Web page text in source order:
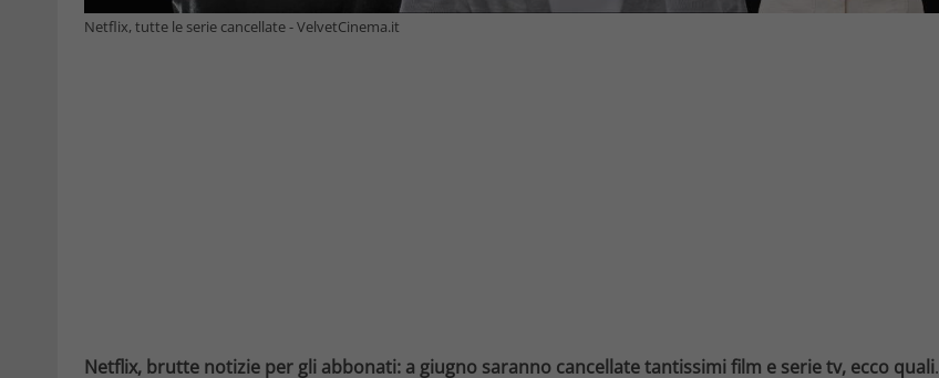
Netflix, tutte le serie cancellate - VelvetCinema.it
Netflix, brutte notizie per gli abbonati: a giugno saranno cancellate tantissimi film e serie tv, ecco quali.